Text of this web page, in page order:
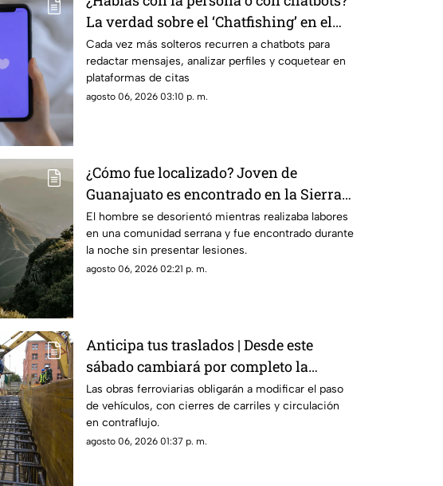
La verdad sobre el ‘Chatfishing’ en el
coqueteo digital
Cada vez más solteros recurren a chatbots para
redactar mensajes, analizar perfiles y coquetear en
plataformas de citas
agosto 06, 2026 03:10 p. m.
¿Cómo fue localizado? Joven de
Guanajuato es encontrado en la Sierra
Gorda de Querétaro
El hombre se desorientó mientras realizaba labores
en una comunidad serrana y fue encontrado durante
la noche sin presentar lesiones.
agosto 06, 2026 02:21 p. m.
Anticipa tus traslados | Desde este
sábado cambiará por completo la
circulación en Bernardo Quintana
Las obras ferroviarias obligarán a modificar el paso
de vehículos, con cierres de carriles y circulación
en contraflujo.
agosto 06, 2026 01:37 p. m.